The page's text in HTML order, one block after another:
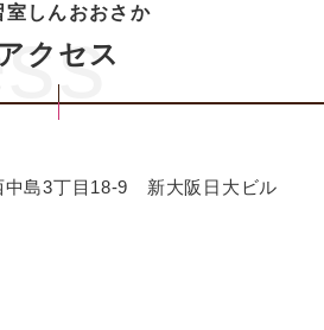
室しんおおさか
クセス
中島3丁目18-9 新大阪日大ビル